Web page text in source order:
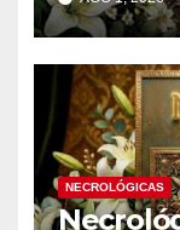
NECROLÓGICAS